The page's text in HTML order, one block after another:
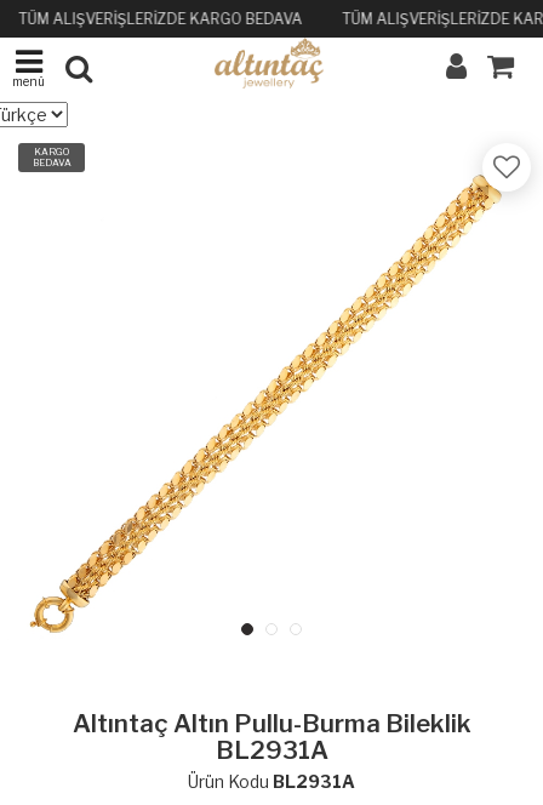
TÜM ALIŞVERİŞLERİZDE KARGO BEDAVA TÜM ALIŞVERİŞLERİZDE
menü
KARGO
BEDAVA
Altıntaç Altın Pullu-Burma Bileklik
BL2931A
Ürün Kodu BL2931A